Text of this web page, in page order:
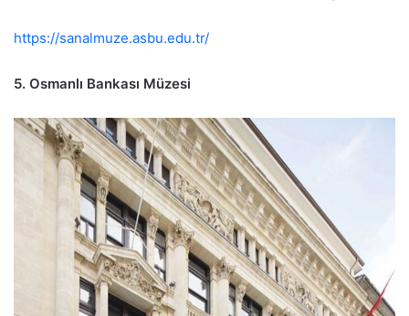
https://sanalmuze.asbu.edu.tr/
5. Osmanlı Bankası Müzesi